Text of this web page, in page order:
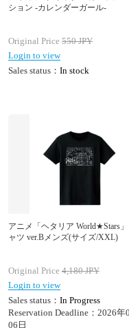
ション -カレンダーガール-
Original Price 550JPY
Login to view
Sales status： In stock
アニメ「ヘタリア World★Stars
ャツ ver.Bメンズ(サイズ/XXL)
Original Price 4,180JPY
Login to view
Sales status： In Progress
Reservation Deadline：2026年
06日